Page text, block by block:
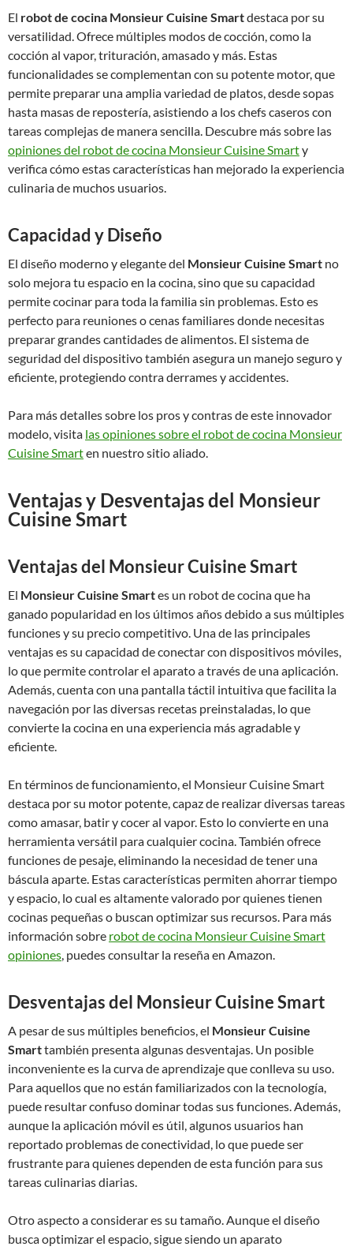
El robot de cocina Monsieur Cuisine Smartdestaca por su
versatilidad. Ofrece múltiples modos de cocción, como la
cocción al vapor, trituración, amasado y más. Estas
funcionalidades se complementan con su potente motor, que
permite preparar una amplia variedad de platos, desde sopas
hasta masas de repostería, asistiendo a los chefs caseros con
tareas complejas de manera sencilla. Descubre más sobre las
opiniones del robot de cocina Monsieur Cuisine Smarty
verifica cómo estas características han mejorado la experiencia
culinaria de muchos usuarios.
Capacidad y Diseño
El diseño moderno y elegante del Monsieur Cuisine Smart no
solo mejora tu espacio en la cocina, sino que su capacidad
permite cocinar para toda la familia sin problemas. Esto es
perfecto para reuniones o cenas familiares donde necesitas
preparar grandes cantidades de alimentos. El sistema de
seguridad del dispositivo también asegura un manejo seguro y
eficiente, protegiendo contra derrames y accidentes.
Para más detalles sobre los pros y contras de este innovador
modelo, visita las opiniones sobre el robot de cocina Monsieur
Cuisine Smarten nuestro sitio aliado.
Ventajas y Desventajas del Monsieur
Cuisine Smart
Ventajas del Monsieur Cuisine Smart
El Monsieur Cuisine Smartes un robot de cocina que ha
ganado popularidad en los últimos años debido a sus múltiples
funciones y su precio competitivo. Una de las principales
ventajas es su capacidad de conectar con dispositivos móviles,
lo que permite controlar el aparato a través de una aplicación.
Además, cuenta con una pantalla táctil intuitiva que facilita la
navegación por las diversas recetas preinstaladas, lo que
convierte la cocina en una experiencia más agradable y
eficiente.
En términos de funcionamiento, el Monsieur Cuisine Smart
destaca por su motor potente, capaz de realizar diversas tareas
como amasar, batir y cocer al vapor. Esto lo convierte en una
herramienta versátil para cualquier cocina. También ofrece
funciones de pesaje, eliminando la necesidad de tener una
báscula aparte. Estas características permiten ahorrar tiempo
y espacio, lo cual es altamente valorado por quienes tienen
cocinas pequeñas o buscan optimizar sus recursos. Para más
información sobre robot de cocina Monsieur Cuisine Smart
opiniones, puedes consultar la reseña en Amazon.
Desventajas del Monsieur Cuisine Smart
A pesar de sus múltiples beneficios, el Monsieur Cuisine
Smarttambién presenta algunas desventajas. Un posible
inconveniente es la curva de aprendizaje que conlleva su uso.
Para aquellos que no están familiarizados con la tecnología,
puede resultar confuso dominar todas sus funciones. Además,
aunque la aplicación móvil es útil, algunos usuarios han
reportado problemas de conectividad, lo que puede ser
frustrante para quienes dependen de esta función para sus
tareas culinarias diarias.
Otro aspecto a considerar es su tamaño. Aunque el diseño
busca optimizar el espacio, sigue siendo un aparato